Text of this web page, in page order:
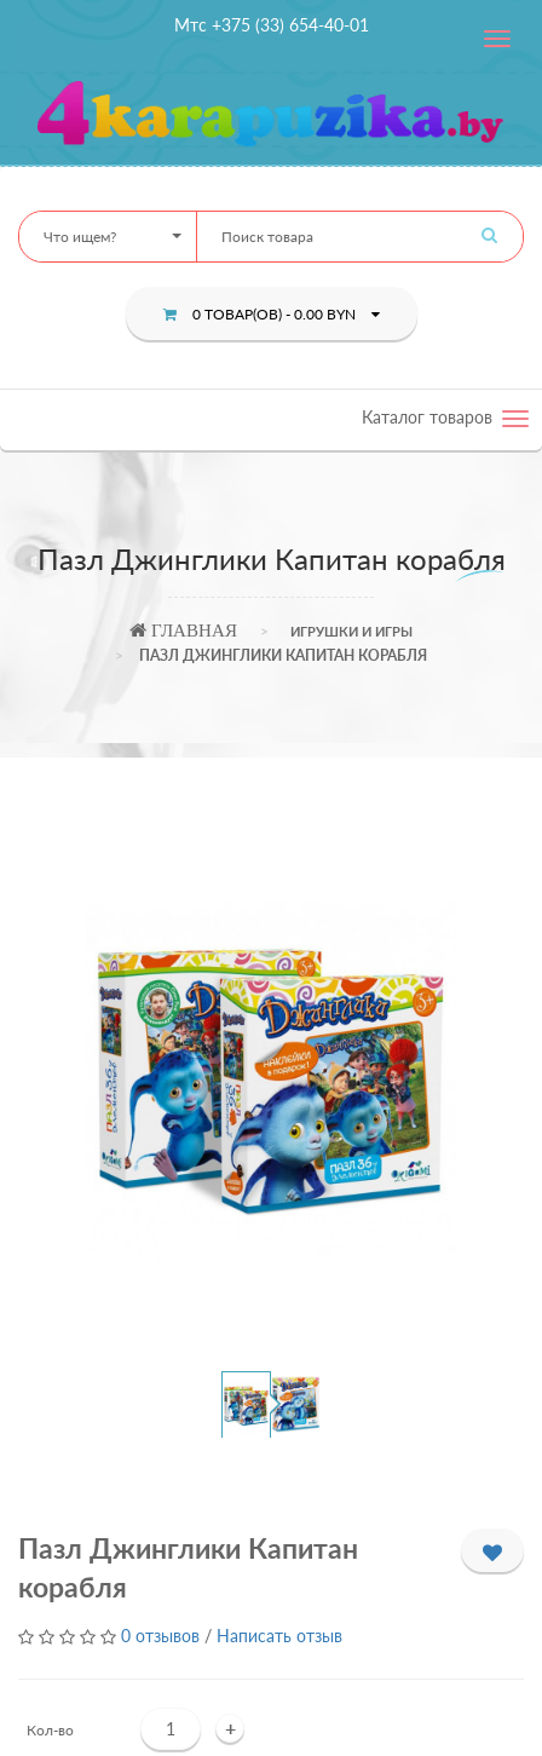
Мтс +375 (33) 654-40-01
Toggle
Что ищем?
0 ТОВАР(ОВ) - 0.00 BYN
Каталог товаров
Пазл Джинглики Капитан корабля
ГЛАВНАЯ ИГРУШКИ И ИГРЫ
ПАЗЛ ДЖИНГЛИКИ КАПИТАН КОРАБЛЯ
Пазл Джинглики Капитан
корабля
0 отзывов / Написать отзыв
Кол-во +